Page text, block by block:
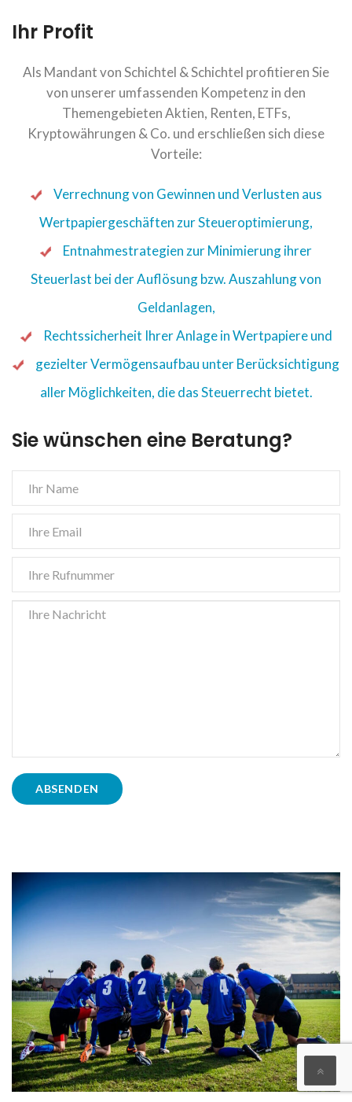
Ihr Profit
Als Mandant von Schichtel & Schichtel profitieren Sie
von unserer umfassenden Kompetenz in den
Themengebieten Aktien, Renten, ETFs,
Kryptowährungen & Co. und erschließen sich diese
Vorteile:
Verrechnung von Gewinnen und Verlusten aus
Wertpapiergeschäften zur Steueroptimierung,
Entnahmestrategien zur Minimierung ihrer
Steuerlast bei der Auflösung bzw. Auszahlung von
Geldanlagen,
Rechtssicherheit Ihrer Anlage in Wertpapiere und
gezielter Vermögensaufbau unter Berücksichtigung
aller Möglichkeiten, die das Steuerrecht bietet.
Sie wünschen eine Beratung?
ABSENDEN